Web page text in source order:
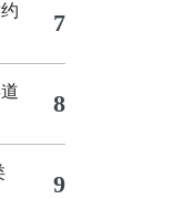
7
8
9